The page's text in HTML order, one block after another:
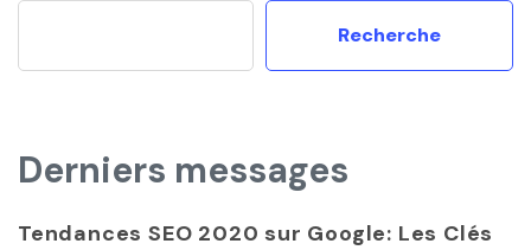
Recherche
Derniers messages
Tendances SEO 2020 sur Google: Les Clés